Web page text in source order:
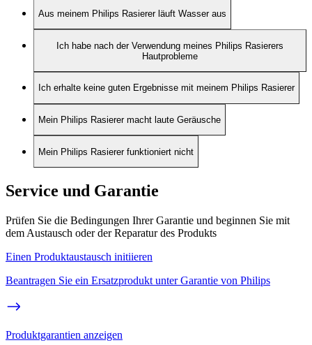
Aus meinem Philips Rasierer läuft Wasser aus
Ich habe nach der Verwendung meines Philips Rasierers
Hautprobleme
Ich erhalte keine guten Ergebnisse mit meinem Philips Rasierer
Mein Philips Rasierer macht laute Geräusche
Mein Philips Rasierer funktioniert nicht
Service und Garantie
Prüfen Sie die Bedingungen Ihrer Garantie und beginnen Sie mit
dem Austausch oder der Reparatur des Produkts
Einen Produktaustausch initiieren
Beantragen Sie ein Ersatzprodukt unter Garantie von Philips
Produktgarantien anzeigen